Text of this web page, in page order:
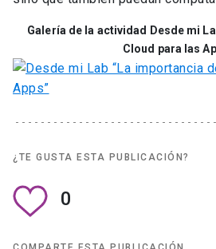
Galería de la actividad Desde mi
Cloud para las
¿TE GUSTA ESTA PUBLICACIÓN?
0